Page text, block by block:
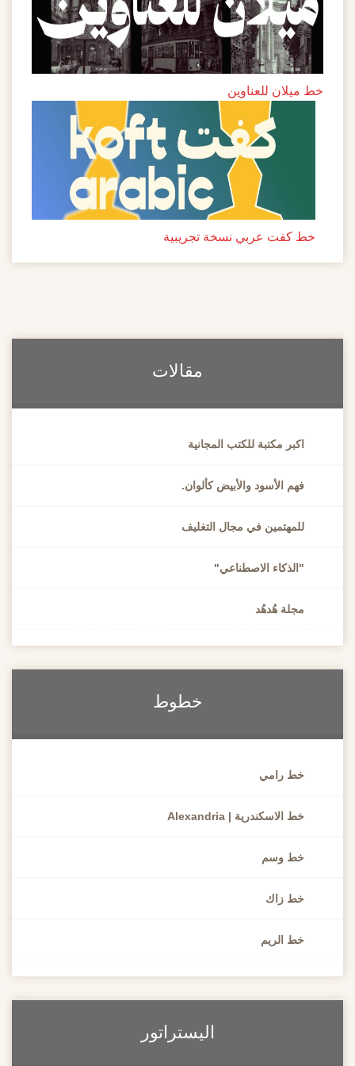
خط ميلان للعناوين
خط كفت عربي نسخة تجريبية
مقالات
اكبر مكتبة للكتب المجانية
فهم الأسود والأبيض كألوان.
للمهتمين في مجال التغليف
"الذكاء الاصطناعي"
مجلة هُدهُد
خطوط
خط رامي
خط الاسكندرية | Alexandria
خط وسم
خط زاك
خط الريم
اليستراتور